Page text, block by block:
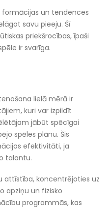
formācijas un tendences
savu pieeju. Šī
priekšrocības, īpaši
ir svarīga.
lielā mērā ir
kuri var izpildīt
jābūt spēcīgai
spēles plānu. Šis
efektivitāti, ja
talantu.
attīstība, koncentrējoties uz
apziņu un fizisko
programmās, kas